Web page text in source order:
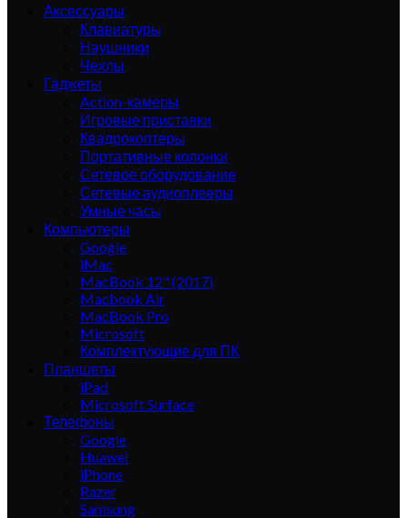
Аксессуары
Клавиатуры
Наушники
Чехлы
Гаджеты
Action-камеры
Игровые приставки
Квадрокоптеры
Портативные колонки
Сетевое оборудование
Сетевые аудиоплееры
Умные часы
Компьютеры
Google
iMac
MacBook 12" (2017)
Macbook Air
MacBook Pro
Microsoft
Комплектующие для ПК
Планшеты
iPad
Microsoft Surface
Телефоны
Google
Huawei
iPhone
Razer
Samsung